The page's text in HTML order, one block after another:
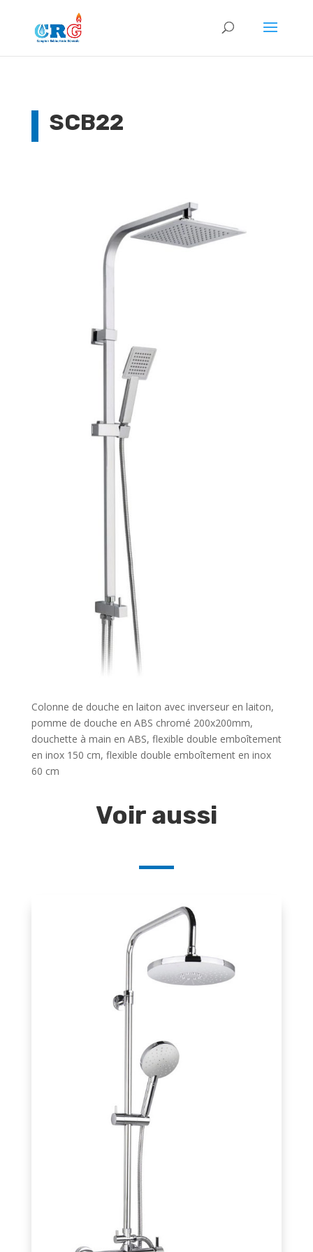
SCB22
Colonne de douche en laiton avec inverseur en laiton,
pomme de douche en ABS chromé 200x200mm,
douchette à main en ABS, flexible double emboîtement
en inox 150 cm, flexible double emboîtement en inox
60 cm
Voir aussi